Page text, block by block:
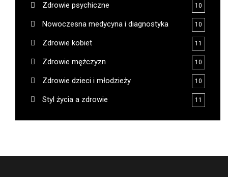
Zdrowie psychiczne 10
Nowoczesna medycyna i diagnostyka 10
Zdrowie kobiet 11
Zdrowie mężczyzn 10
Zdrowie dzieci i młodzieży 10
Styl życia a zdrowie 11